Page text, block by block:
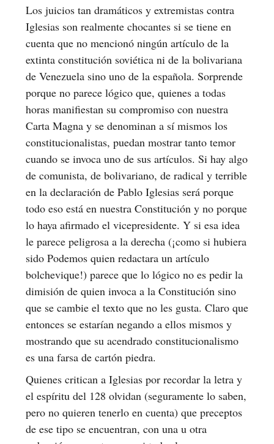
Los juicios tan dramáticos y extremistas contra
Iglesias son realmente chocantes si se tiene en
cuenta que no mencionó ningún artículo de la
extinta constitución soviética ni de la bolivariana
de Venezuela sino uno de la española. Sorprende
porque no parece lógico que, quienes a todas
horas manifiestan su compromiso con nuestra
Carta Magna y se denominan a sí mismos los
constitucionalistas, puedan mostrar tanto temor
cuando se invoca uno de sus artículos. Si hay algo
de comunista, de bolivariano, de radical y terrible
en la declaración de Pablo Iglesias será porque
todo eso está en nuestra Constitución y no porque
lo haya afirmado el vicepresidente. Y si esa idea
le parece peligrosa a la derecha (¡como si hubiera
sido Podemos quien redactara un artículo
bolchevique!) parece que lo lógico no es pedir la
dimisión de quien invoca a la Constitución sino
que se cambie el texto que no les gusta. Claro que
entonces se estarían negando a ellos mismos y
mostrando que su acendrado constitucionalismo
es una farsa de cartón piedra.
Quienes critican a Iglesias por recordar la letra y
el espíritu del 128 olvidan (seguramente lo saben,
pero no quieren tenerlo en cuenta) que preceptos
de ese tipo se encuentran, con una u otra